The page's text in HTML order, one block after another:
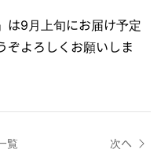
は9月上旬にお届け予定
ぞよろしくお願いしま
覧 次へ